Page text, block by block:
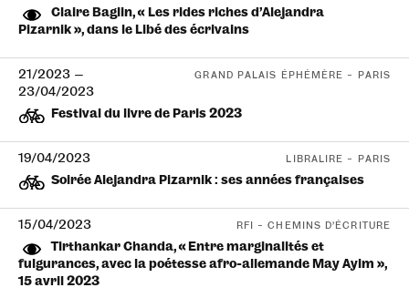
Claire Baglin, « Les rides riches d’Alejandra
Pizarnik », dans le Libé des écrivains
21/2023 —
23/04/2023
Festival du livre de Paris 2023
GRAND PALAIS ÉPHÉMÈRE – PARIS
19/04/2023
Soirée Alejandra Pizarnik : ses années françaises
LIBRALIRE – PARIS
15/04/2023
Tirthankar Chanda, « Entre marginalités et
fulgurances, avec la poétesse afro-allemande May Ayim »,
15 avril 2023
RFI – CHEMINS D’ÉCRITURE